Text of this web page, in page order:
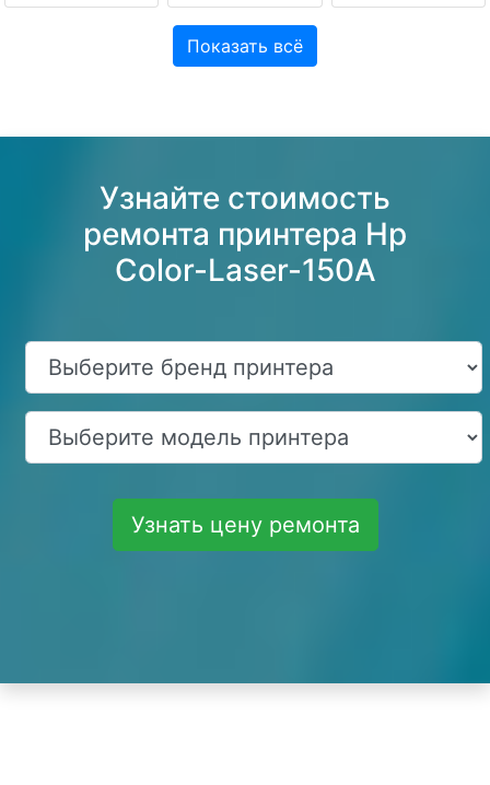
Показать всё
Узнайте стоимость
ремонта принтера Hp
Color-Laser-150A
Узнать цену ремонта